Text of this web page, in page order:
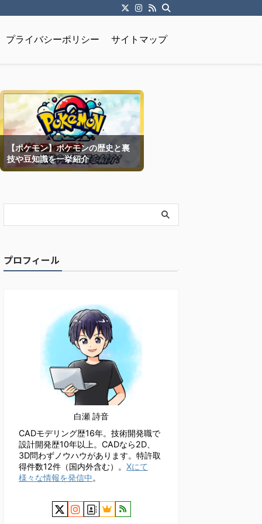
プライバシーポリシー サイトマップ
【ポケモン】ポケモンの歴史と裏
技や豆知識を一挙紹介
プロフィール
白瀬 詩音
CADモデリング歴16年。技術開発職で
設計開発歴10年以上。CADなら2D、
3D問わずノウハウがあります。特許取
得件数12件（国内外含む）。 Xにて
様々な情報を発信中 。